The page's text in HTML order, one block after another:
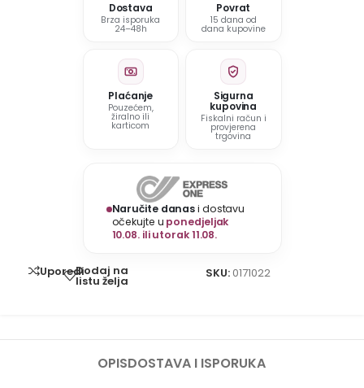
Dostava
Brza isporuka
24–48h
Povrat
15 dana od
dana kupovine
Plaćanje
Pouzećem,
žiralno ili
karticom
Sigurna
kupovina
Fiskalni račun i
provjerena
trgovina
Naručite danasi dostavu
očekujte u ponedjeljak
10.08. ili utorak 11.08.
UporediDodaj na
listu želja
SKU: 0171022
OPISDOSTAVA I ISPORUKA